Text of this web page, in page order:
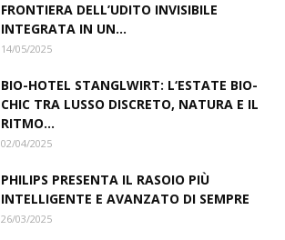
FRONTIERA DELL’UDITO INVISIBILE
INTEGRATA IN UN...
14/05/2025
BIO-HOTEL STANGLWIRT: L‘ESTATE BIO-
CHIC TRA LUSSO DISCRETO, NATURA E IL
RITMO...
02/04/2025
PHILIPS PRESENTA IL RASOIO PIÙ
INTELLIGENTE E AVANZATO DI SEMPRE
26/03/2025